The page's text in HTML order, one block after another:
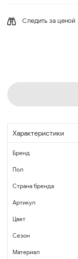
Следить за ценой
Характеристики
Бренд
Пол
Страна бренда
Артикул
Цвет
Сезон
Материал